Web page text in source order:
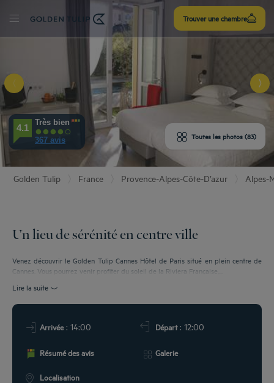
Trouver une chambre
S’inscrire
LOCALISATION
Toutes les photos (83)
4.1
Très bien
367 avis
Golden Tulip France Provence-Alpes-Côte-D’azur Alpes-
Un lieu de sérénité en centre ville
Venez découvrir le Golden Tulip Cannes Hôtel de Paris situé en plein centre de
Cannes. Vous pourrez venir profiter du soleil de la Riviera Française,...
Lire la suite
Arrivée: 14:00 Départ: 12:00
Résumé des avis Galerie
Localisation